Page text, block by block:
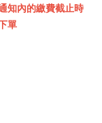
知內的繳費截止時
單